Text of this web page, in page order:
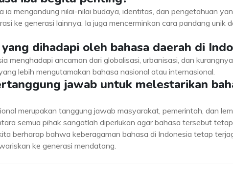
ia mengandung nilai-nilai budaya, identitas, dan pengetahuan
ke generasi lainnya. Ia juga mencerminkan cara pandang unik
dihadapi oleh bahasa daerah di
menghadapi ancaman dari globalisasi, urbanisasi, dan
lebih mengutamakan bahasa nasional atau internasional.
jawab untuk melestarikan
merupakan tanggung jawab masyarakat, pemerintah, dan
semua pihak sangatlah diperlukan agar bahasa tersebut
berharap bahwa keberagaman bahasa di Indonesia tetap
ke generasi mendatang.